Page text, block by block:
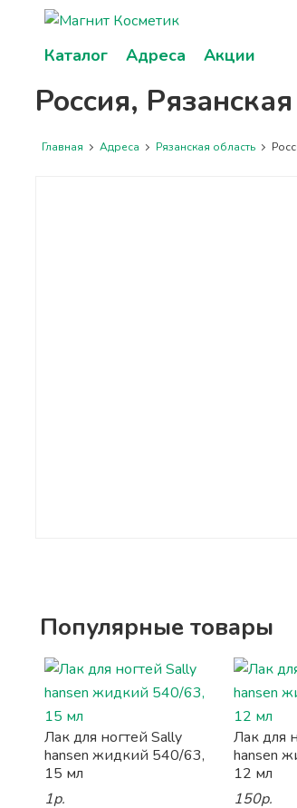
Каталог Адреса Акции
Россия,
Главная Адреса Рязанская область
Популярные товары
Лак для ногтей Sally
hansen жидкий 540/63,
15 мл
1р.
Лак для
hansen
12 мл
150р.